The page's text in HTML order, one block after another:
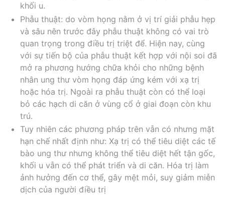
khối u.
Phẫu thuật: do vòm họng nằm ở vị trí giải phẫu hẹp
và sâu nên trước đây phẫu thuật không có vai trò
quan trọng trong điều trị triệt để. Hiện nay, cùng
với sự tiến bộ của phẫu thuật kết hợp với nội soi đã
mở ra phương hướng chữa khỏi cho những bệnh
nhân ung thư vòm họng đáp ứng kém với xạ trị
hoặc hóa trị. Ngoài ra phẫu thuật còn có thể loại
bỏ các hạch di căn ở vùng cổ ở giai đoạn còn khu
trú.
Tuy nhiên các phương pháp trên vẫn có nhưng mặt
hạn chế nhất định như: Xạ trị có thể tiêu diệt các tế
bào ung thư nhưng không thể tiêu diệt hết tận gốc,
khối u vẫn có thể phát triển và di căn. Hóa trị làm
ảnh hưởng đến cơ thể, gây mệt mỏi, suy giảm miễn
dịch của người điều trị